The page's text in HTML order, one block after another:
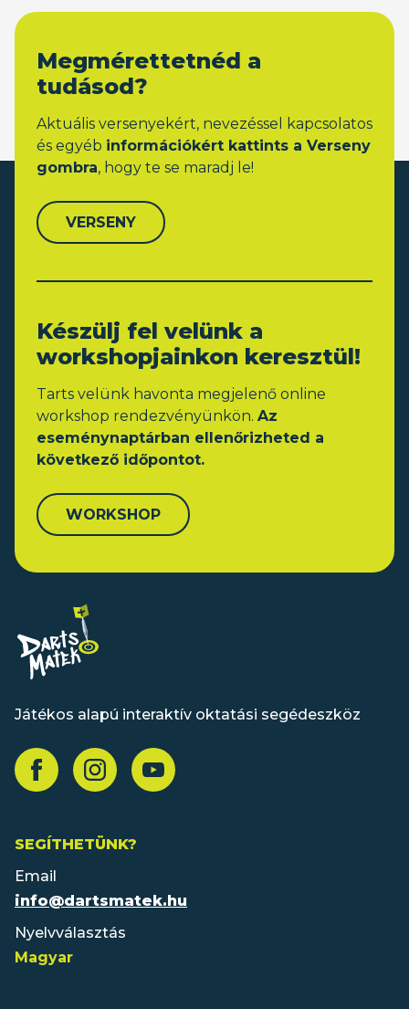
Megmérettetnéd a
tudásod?
Aktuális versenyekért, nevezéssel kapcsolatos
és egyéb információkért kattints a Verseny
gombra, hogy te se maradj le!
VERSENY
Készülj fel velünk a
workshopjainkon keresztül!
Tarts velünk havonta megjelenő online
workshop rendezvényünkön. Az
eseménynaptárban ellenőrizheted a
következő időpontot.
WORKSHOP
Játékos alapú interaktív oktatási segédeszköz
SEGÍTHETÜNK?
Email
info@dartsmatek.hu
Nyelvválasztás
Magyar